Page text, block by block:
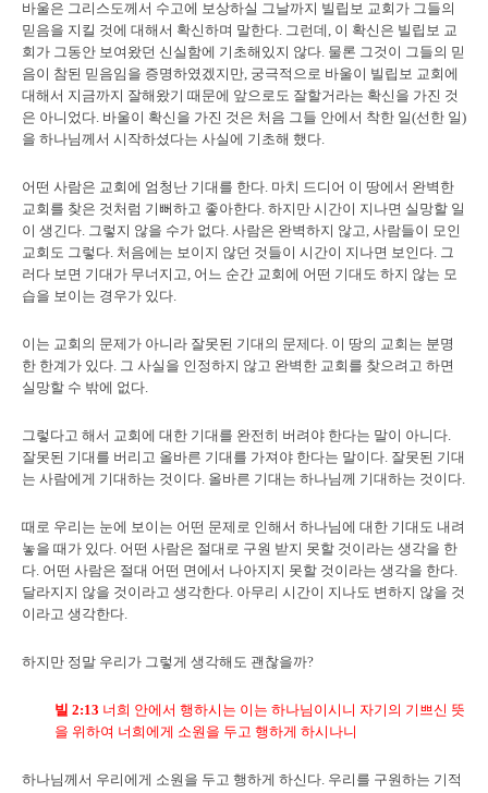
바울은 그리스도께서 수고에 보상하실 그날까지 빌립보 교회가 그들의
믿음을 지킬 것에 대해서 확신하며 말한다. 그런데, 이 확신은 빌립보 교
회가 그동안 보여왔던 신실함에 기초해있지 않다. 물론 그것이 그들의 믿
음이 참된 믿음임을 증명하였겠지만, 궁극적으로 바울이 빌립보 교회에
대해서 지금까지 잘해왔기 때문에 앞으로도 잘할거라는 확신을 가진 것
은 아니었다. 바울이 확신을 가진 것은 처음 그들 안에서 착한 일(선한 일)
을 하나님께서 시작하셨다는 사실에 기초해 했다.
어떤 사람은 교회에 엄청난 기대를 한다. 마치 드디어 이 땅에서 완벽한
교회를 찾은 것처럼 기뻐하고 좋아한다. 하지만 시간이 지나면 실망할 일
이 생긴다. 그렇지 않을 수가 없다. 사람은 완벽하지 않고, 사람들이 모인
교회도 그렇다. 처음에는 보이지 않던 것들이 시간이 지나면 보인다. 그
러다 보면 기대가 무너지고, 어느 순간 교회에 어떤 기대도 하지 않는 모
습을 보이는 경우가 있다.
이는 교회의 문제가 아니라 잘못된 기대의 문제다. 이 땅의 교회는 분명
한 한계가 있다. 그 사실을 인정하지 않고 완벽한 교회를 찾으려고 하면
실망할 수 밖에 없다.
그렇다고 해서 교회에 대한 기대를 완전히 버려야 한다는 말이 아니다.
잘못된 기대를 버리고 올바른 기대를 가져야 한다는 말이다. 잘못된 기대
는 사람에게 기대하는 것이다. 올바른 기대는 하나님께 기대하는 것이다.
때로 우리는 눈에 보이는 어떤 문제로 인해서 하나님에 대한 기대도 내려
놓을 때가 있다. 어떤 사람은 절대로 구원 받지 못할 것이라는 생각을 한
다. 어떤 사람은 절대 어떤 면에서 나아지지 못할 것이라는 생각을 한다.
달라지지 않을 것이라고 생각한다. 아무리 시간이 지나도 변하지 않을 것
이라고 생각한다.
하지만 정말 우리가 그렇게 생각해도 괜찮을까?
빌 2:13 너희 안에서 행하시는 이는 하나님이시니 자기의 기쁘신 뜻
을 위하여 너희에게 소원을 두고 행하게 하시나니
하나님께서 우리에게 소원을 두고 행하게 하신다. 우리를 구원하는 기적